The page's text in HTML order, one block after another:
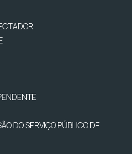
DO SERVIÇO PÚBLICO DE